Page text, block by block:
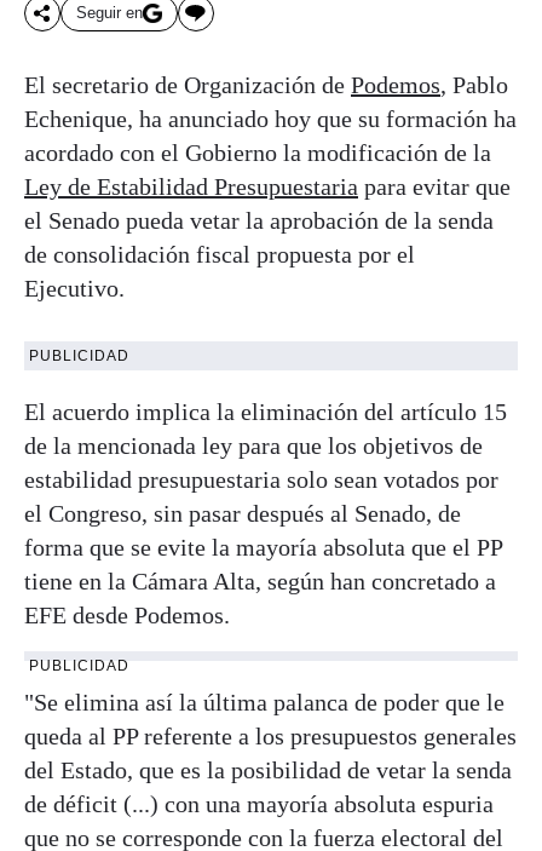
Seguir en
El secretario de Organización de Podemos, Pablo
Echenique, ha anunciado hoy que su formación ha
acordado con el Gobierno la modificación de la
Ley de Estabilidad Presupuestaria para evitar que
el Senado pueda vetar la aprobación de la senda
de consolidación fiscal propuesta por el
Ejecutivo.
PUBLICIDAD
El acuerdo implica la eliminación del artículo 15
de la mencionada ley para que los objetivos de
estabilidad presupuestaria solo sean votados por
el Congreso, sin pasar después al Senado, de
forma que se evite la mayoría absoluta que el PP
tiene en la Cámara Alta, según han concretado a
EFE desde Podemos.
PUBLICIDAD
"Se elimina así la última palanca de poder que le
queda al PP referente a los presupuestos generales
del Estado, que es la posibilidad de vetar la senda
de déficit (...) con una mayoría absoluta espuria
que no se corresponde con la fuerza electoral del